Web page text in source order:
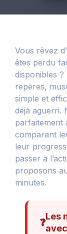
Vous rêvez
êtes perdu
disponibles
repères,
simple et
déjà aguerri.
parfaitement
comparant
leur
passer à
proposons
minutes.
❓
Les